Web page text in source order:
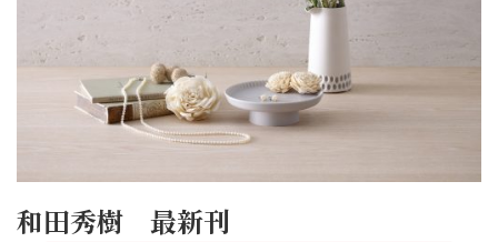
和田秀樹 最新刊